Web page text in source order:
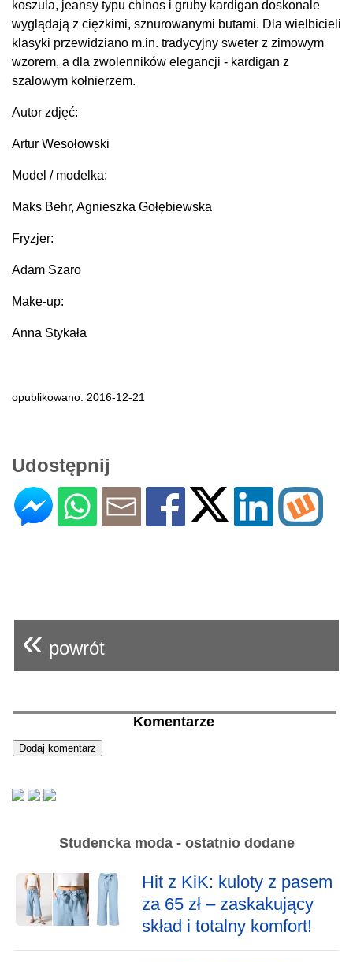
koszula, jeansy typu chinos i gruby kardigan doskonale
wyglądają z ciężkimi, sznurowanymi butami. Dla wielbicieli
klasyki przewidziano m.in. tradycyjny sweter z zimowym
wzorem, a dla zwolenników elegancji - kardigan z
szalowym kołnierzem.
Autor zdjęć:
Artur Wesołowski
Model / modelka:
Maks Behr, Agnieszka Gołębiewska
Fryzjer:
Adam Szaro
Make-up:
Anna Stykała
opublikowano: 2016-12-21
Udostępnij
« powrót
Komentarze
Studencka moda - ostatnio dodane
Hit z KiK: kuloty z pasem
za 65 zł – zaskakujący
skład i totalny komfort!